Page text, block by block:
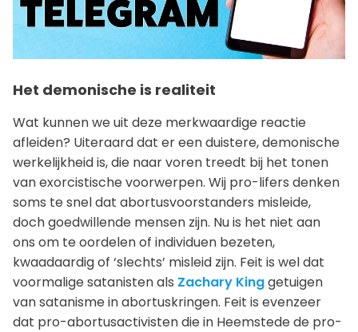
Het demonische is realiteit
Wat kunnen we uit deze merkwaardige reactie
afleiden? Uiteraard dat er een duistere, demonische
werkelijkheid is, die naar voren treedt bij het tonen
van exorcistische voorwerpen. Wij pro-lifers denken
soms te snel dat abortusvoorstanders misleide,
doch goedwillende mensen zijn. Nu is het niet aan
ons om te oordelen of individuen bezeten,
kwaadaardig of ‘slechts’ misleid zijn. Feit is wel dat
voormalige satanisten als Zachary Kinggetuigen
van satanisme in abortuskringen. Feit is evenzeer
dat pro-abortusactivisten die in Heemstede de pro-